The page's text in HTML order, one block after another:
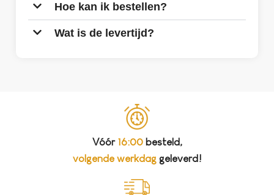
Hoe kan ik bestellen?
Wat is de levertijd?
Vóór 16:00besteld,
volgende werkdag geleverd!